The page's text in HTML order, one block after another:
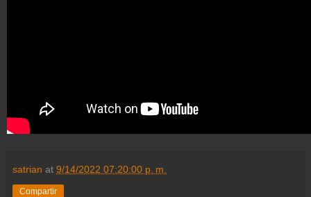
satrian at 9/14/2022 07:20:00 p. m.
Compartir